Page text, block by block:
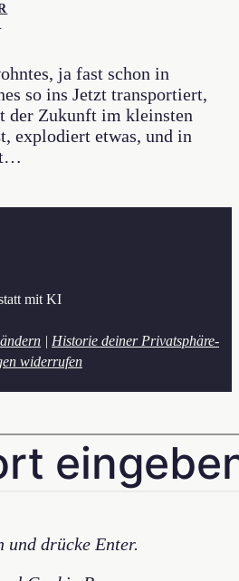
ja fast schon in
so ins Jetzt transportiert,
der Zukunft im kleinsten
explodiert etwas, und in
mit KI
| Historie deiner Privatsphäre-
widerrufen
und drücke Enter.